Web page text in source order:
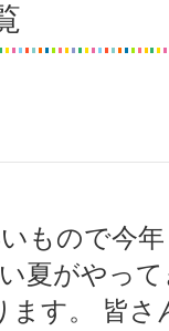
もので今
夏がやっ
ます。 皆